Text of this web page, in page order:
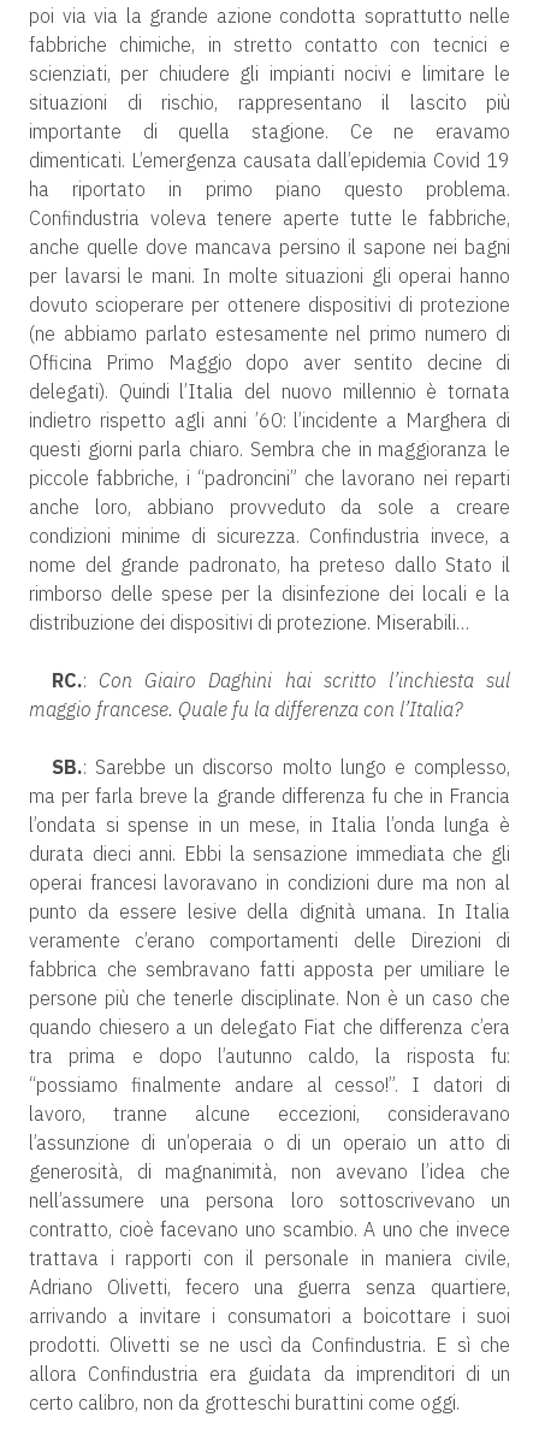
poi via via la grande azione condotta soprattutto nelle
fabbriche chimiche, in stretto contatto con tecnici e
scienziati, per chiudere gli impianti nocivi e limitare le
situazioni di rischio, rappresentano il lascito più
importante di quella stagione. Ce ne eravamo
dimenticati. L’emergenza causata dall’epidemia Covid 19
ha riportato in primo piano questo problema.
Confindustria voleva tenere aperte tutte le fabbriche,
anche quelle dove mancava persino il sapone nei bagni
per lavarsi le mani. In molte situazioni gli operai hanno
dovuto scioperare per ottenere dispositivi di protezione
(ne abbiamo parlato estesamente nel primo numero di
Officina Primo Maggio dopo aver sentito decine di
delegati). Quindi l’Italia del nuovo millennio è tornata
indietro rispetto agli anni ’60: l’incidente a Marghera di
questi giorni parla chiaro. Sembra che in maggioranza le
piccole fabbriche, i “padroncini” che lavorano nei reparti
anche loro, abbiano provveduto da sole a creare
condizioni minime di sicurezza. Confindustria invece, a
nome del grande padronato, ha preteso dallo Stato il
rimborso delle spese per la disinfezione dei locali e la
distribuzione dei dispositivi di protezione. Miserabili…
RC.: Con Giairo Daghini hai scritto l’inchiesta sul
maggio francese. Quale fu la differenza con l’Italia?
SB.: Sarebbe un discorso molto lungo e complesso,
ma per farla breve la grande differenza fu che in Francia
l’ondata si spense in un mese, in Italia l’onda lunga è
durata dieci anni. Ebbi la sensazione immediata che gli
operai francesi lavoravano in condizioni dure ma non al
punto da essere lesive della dignità umana. In Italia
veramente c’erano comportamenti delle Direzioni di
fabbrica che sembravano fatti apposta per umiliare le
persone più che tenerle disciplinate. Non è un caso che
quando chiesero a un delegato Fiat che differenza c’era
tra prima e dopo l’autunno caldo, la risposta fu:
“possiamo finalmente andare al cesso!”. I datori di
lavoro, tranne alcune eccezioni, consideravano
l’assunzione di un’operaia o di un operaio un atto di
generosità, di magnanimità, non avevano l’idea che
nell’assumere una persona loro sottoscrivevano un
contratto, cioè facevano uno scambio. A uno che invece
trattava i rapporti con il personale in maniera civile,
Adriano Olivetti, fecero una guerra senza quartiere,
arrivando a invitare i consumatori a boicottare i suoi
prodotti. Olivetti se ne uscì da Confindustria. E sì che
allora Confindustria era guidata da imprenditori di un
certo calibro, non da grotteschi burattini come oggi.